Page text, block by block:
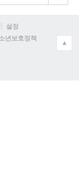
설정
년보호정책
▲